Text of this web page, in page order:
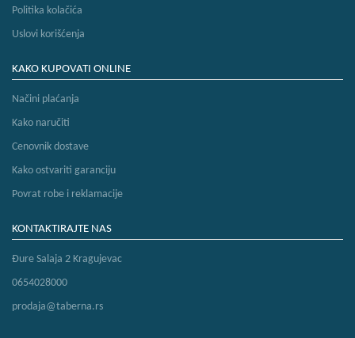
Politika kolačića
Uslovi korišćenja
KAKO KUPOVATI ONLINE
Načini plaćanja
Kako naručiti
Cenovnik dostave
Kako ostvariti garanciju
Povrat robe i reklamacije
KONTAKTIRAJTE NAS
Đure Salaja 2 Kragujevac
0654028000
prodaja@taberna.rs